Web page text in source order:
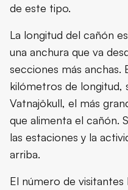
de este tipo.
La longitud del cañón
una anchura que va
secciones más anchas.
kilómetros de longitud,
Vatnajökull, el más
que alimenta el cañón.
las estaciones y la
arriba.
El número de visitantes